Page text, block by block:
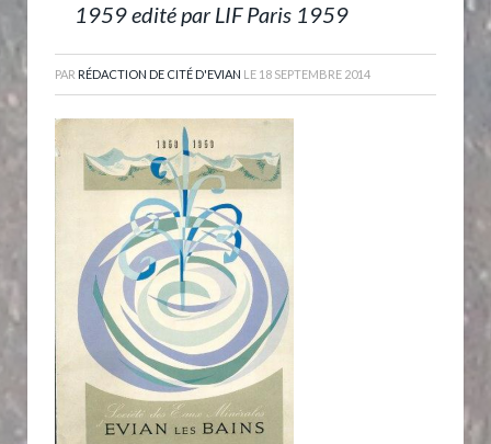
1959 edité par LIF Paris 1959
PAR RÉDACTION DE CITÉ D'EVIAN LE 18 SEPTEMBRE 2014